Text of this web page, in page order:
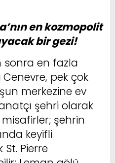
en kozmopolit
bir gezi!
sonra en fazla
pek çok
merkezine ev
şehri olarak
şehrin
keyifli
Pierre